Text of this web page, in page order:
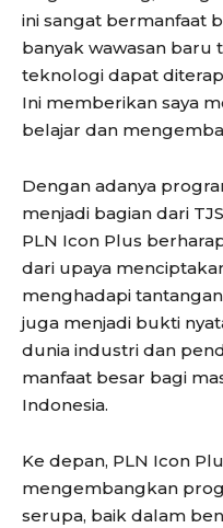
ini sangat bermanfaat
banyak wawasan baru
teknologi dapat
Ini memberikan saya
belajar dan
Dengan adanya
menjadi bagian dari
PLN Icon Plus
dari upaya
menghadapi
juga menjadi bukti
dunia industri dan
manfaat besar bagi
Indonesia.
Ke depan, PLN Icon
mengembangkan
serupa, baik dalam